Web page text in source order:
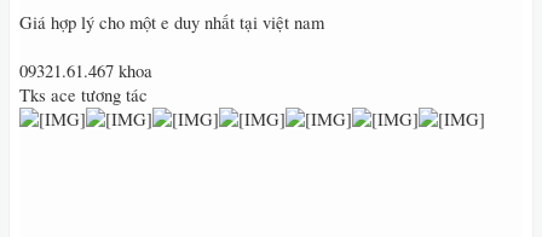
Giá hợp lý cho một e duy nhất tại việt nam
09321.61.467 khoa
Tks ace tương tác